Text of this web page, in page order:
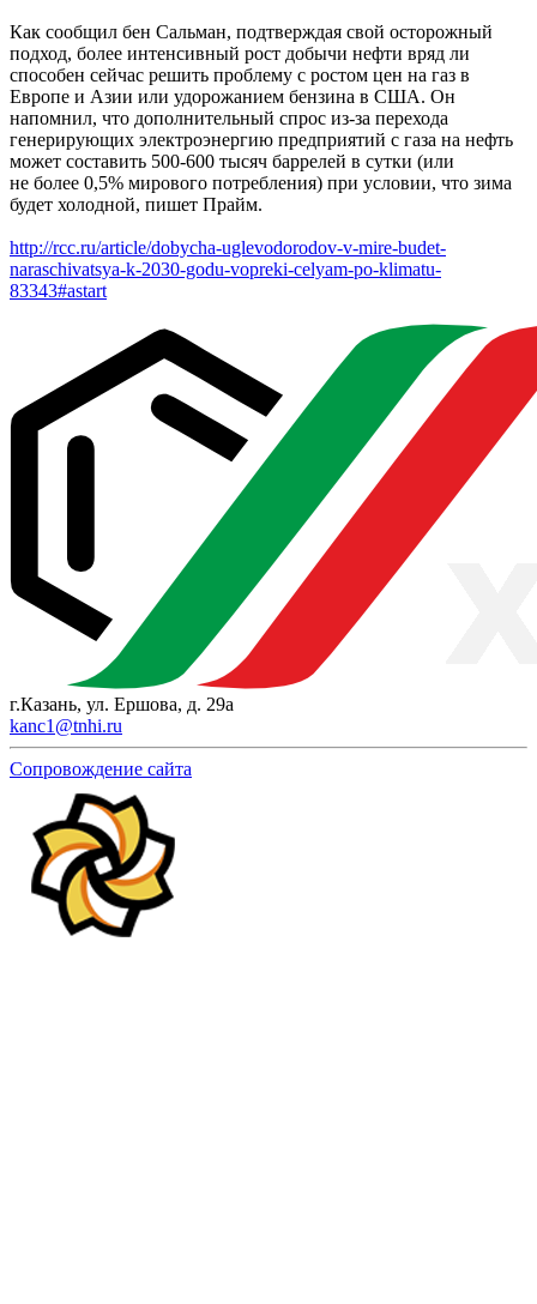
Как сообщил бен Сальман, подтверждая свой осторожный
подход, более интенсивный рост добычи нефти вряд ли
способен сейчас решить проблему с ростом цен на газ в
Европе и Азии или удорожанием бензина в США. Он
напомнил, что дополнительный спрос из-за перехода
генерирующих электроэнергию предприятий с газа на нефть
может составить 500-600 тысяч баррелей в сутки (или
не более 0,5% мирового потребления) при условии, что зима
будет холодной, пишет Прайм.
http://rcc.ru/article/dobycha-uglevodorodov-v-mire-budet-
naraschivatsya-k-2030-godu-vopreki-celyam-po-klimatu-
83343#astart
г.Казань, ул. Ершова, д. 29а
kanc1@tnhi.ru
Сопровождение сайта